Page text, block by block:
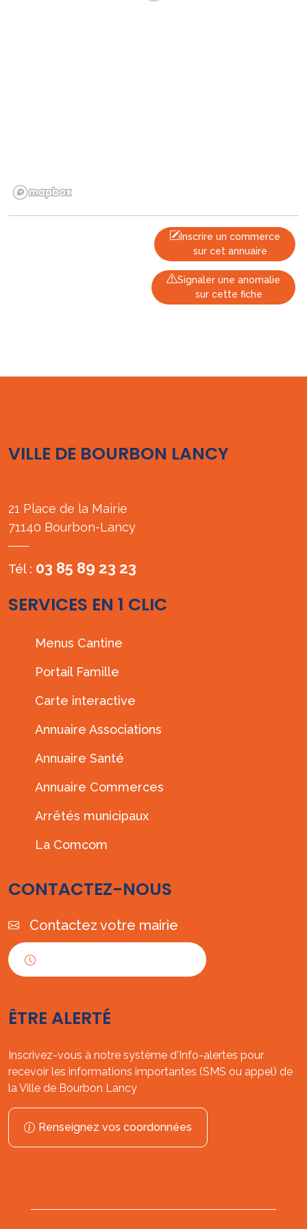
Inscrire un commerce
sur cet annuaire
Signaler une anomalie
sur cette fiche
VILLE DE BOURBON LANCY
21 Place de la Mairie
71140 Bourbon-Lancy
Tél : 03 85 89 23 23
SERVICES EN 1 CLIC
Menus Cantine
Portail Famille
Carte interactive
Annuaire Associations
Annuaire Santé
Annuaire Commerces
Arrêtés municipaux
La Comcom
CONTACTEZ-NOUS
Contactez votre mairie
ÊTRE ALERTÉ
Inscrivez-vous à notre système d'Info-alertes pour
recevoir les informations importantes (SMS ou appel) de
la Ville de Bourbon Lancy
Renseignez vos coordonnées